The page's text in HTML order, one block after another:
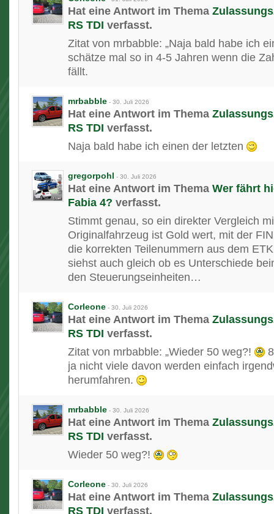
Hat eine Antwort im Thema
RS TDI verfasst.
Zitat von mrbabble: „Naja bald habe ich
schätze mal so in 4-5 Jahren wenn die
fällt.
mrbabble - 30. Juli 2026
Hat eine Antwort im Thema
RS TDI verfasst.
Naja bald habe ich einen der letzten
gregorpohl - 30. Juli 2026
Hat eine Antwort im Thema Wer fährt
Fabia 4? verfasst.
Stimmt genau, so ein direkter Vergleich
Originalfahrzeug ist Gold wert, mit der
die korrekten Teilenummern aus dem
siehst auch gleich ob es Unterschiede
den Steuerungseinheiten…
Corleone - 30. Juli 2026
Hat eine Antwort im Thema
RS TDI verfasst.
Zitat von mrbabble: „Wieder 50 weg?!
ja nicht viele davon werden einfach
herumfahren.
mrbabble - 30. Juli 2026
Hat eine Antwort im Thema
RS TDI verfasst.
Wieder 50 weg?!
Corleone - 30. Juli 2026
Hat eine Antwort im Thema
RS TDI verfasst.